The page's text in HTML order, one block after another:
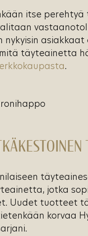
itse
nykyisin
täyteainetta
.
jotka
Uudet tuotteet
korvaa